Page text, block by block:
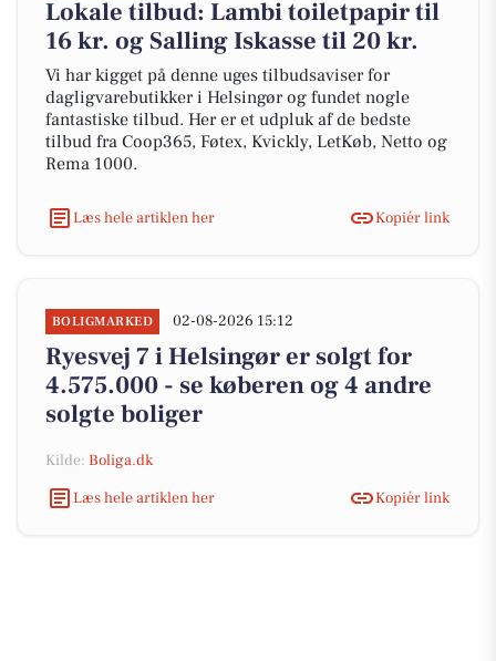
Lokale tilbud: Lambi toiletpapir til
16 kr. og Salling Iskasse til 20 kr.
Vi har kigget på denne uges tilbudsaviser for
dagligvarebutikker i Helsingør og fundet nogle
fantastiske tilbud. Her er et udpluk af de bedste
tilbud fra Coop365, Føtex, Kvickly, LetKøb, Netto og
Rema 1000.
Læs hele artiklen her Kopiér link
BOLIGMARKED 02-08-2026 15:12
Ryesvej 7 i Helsingør er solgt for
4.575.000 - se køberen og 4 andre
solgte boliger
Kilde: Boliga.dk
Læs hele artiklen her
Kopiér link